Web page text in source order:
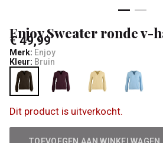
Enjoy Sweater ronde v-
€ 49,99
Merk: Enjoy
Kleur: Bruin
Dit product is uitverkocht.